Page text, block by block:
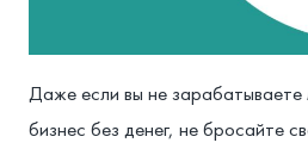
Даже если вы не зарабатываете
бизнес без денег, не бросайте